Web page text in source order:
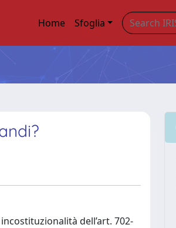
Home Sfoglia
dell’art. 702-